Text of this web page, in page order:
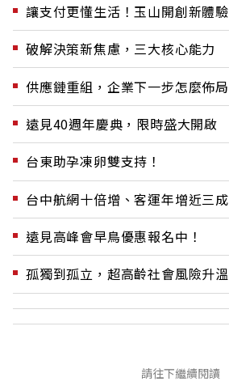
讓支付更懂生活！玉山開創新體驗
破解決策新焦慮，三大核心能力
供應鏈重組，企業下一步怎麼佈局
遠見40週年慶典，限時盛大開啟
台東助孕凍卵雙支持！
台中航網十倍增、客運年增近三成
遠見高峰會早鳥優惠報名中！
孤獨到孤立，超高齡社會風險升溫
請往下繼續閱讀